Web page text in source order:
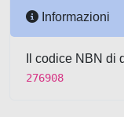
Informazioni
Il codice NBN di
276908